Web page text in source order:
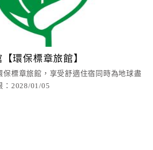
開車只要五分鐘就能抵達深坑老街，
食、歷史悠久的古蹟建築，
精，到鄰近的登山步道放鬆身心靈，皆可
空、坪林，想品茗、作低碳旅遊，景點
徉大自然最自在。
環保標章旅館】
保標章旅館，享受舒適住宿同時為地球盡
：2028/01/05